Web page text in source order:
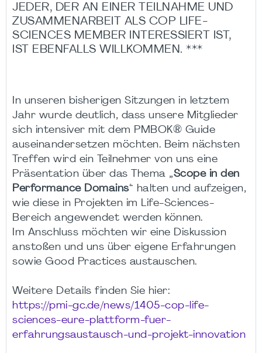
JEDER, DER AN EINER TEILNAHME UND
ZUSAMMENARBEIT ALS COP LIFE-
SCIENCES MEMBER INTERESSIERT IST,
IST EBENFALLS WILLKOMMEN. ***
In unseren bisherigen Sitzungen in letztem
Jahr wurde deutlich, dass unsere Mitglieder
sich intensiver mit dem PMBOK® Guide
auseinandersetzen möchten. Beim nächsten
Treffen wird ein Teilnehmer von uns eine
Präsentation über das Thema „Scope in den
Performance Domains“ halten und aufzeigen,
wie diese in Projekten im Life-Sciences-
Bereich angewendet werden können.
Im Anschluss möchten wir eine Diskussion
anstoßen und uns über eigene Erfahrungen
sowie Good Practices austauschen.
Weitere Details finden Sie hier:
https://pmi-gc.de/news/1405-cop-life-
sciences-eure-plattform-fuer-
erfahrungsaustausch-und-projekt-innovation